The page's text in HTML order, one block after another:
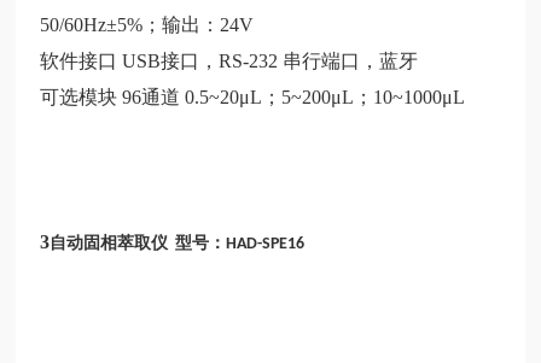
50/60Hz±5%；输出：24V
软件接口 USB接口，RS-232 串行端口，蓝牙
可选模块 96通道 0.5~20μL；5~200μL；10~1000μL
3自动固相萃取仪 型号：HAD-SPE16